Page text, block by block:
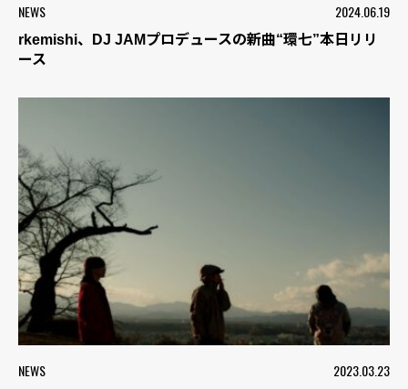
NEWS 2024.06.19
rkemishi、DJ JAMプロデュースの新曲“環七”本日リリ
ース
NEWS 2023.03.23